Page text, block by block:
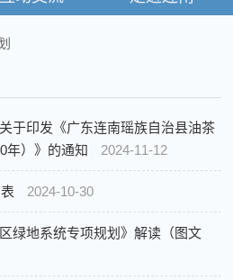
于印发《广东连南瑶族自治县油茶
年）》的通知
2024-11-12
2024-10-30
绿地系统专项规划》解读（图文